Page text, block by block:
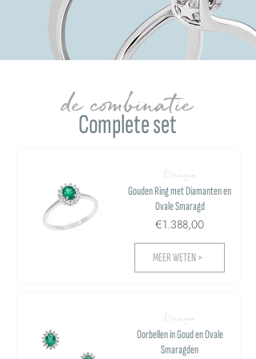
Complete set
de combinatie
Koningin
Gouden Ring met Diamanten en
Ovale Smaragd
€1.388,00
MEER WETEN >
Koningin
Oorbellen in Goud en Ovale
Smaragden